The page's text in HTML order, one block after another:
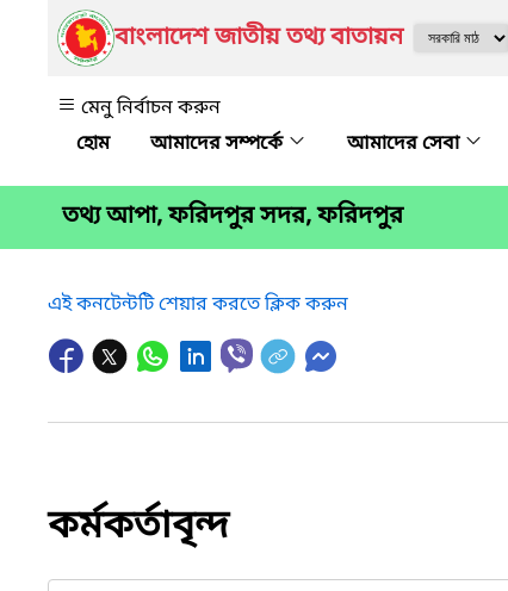
বাংলাদেশ জাতীয় তথ্য বাতায়ন
মেনু নির্বাচন করুন
আমাদের সম্পর্কে
আমাদের সেবা
তথ্য আপা, ফরিদপুর সদর, ফরিদপুর
এই কনটেন্টটি শেয়ার করতে ক্লিক করুন
কর্মকর্তাবৃন্দ